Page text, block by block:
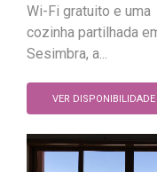
Wi-Fi gratuito e uma
cozinha partilhada
Sesimbra, a...
VER DISPONIBILIDADE